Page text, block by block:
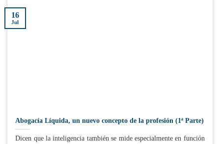
Abogacía Líquida, un nuevo concepto de la profesión (1ª Parte)
Dicen que la inteligencia también se mide especialmente en función
16
Jul